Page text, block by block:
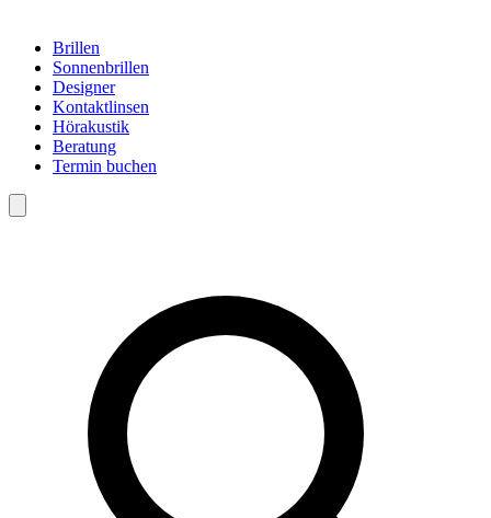
Brillen
Sonnenbrillen
Designer
Kontaktlinsen
Hörakustik
Beratung
Termin buchen